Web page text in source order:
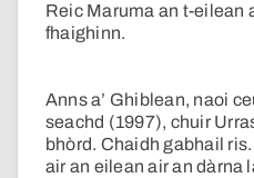
Reic Maruma an t-eilean
fhaighinn.
Anns a’ Ghiblean, naoi
seachd (1997), chuir
bhòrd. Chaidh gabhail
air an eilean air an dàrna